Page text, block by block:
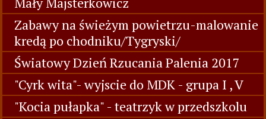
Zabawy na świeżym powietrzu-malowanie
kredą po chodniku/Tygryski/
Światowy Dzień Rzucania Palenia 2017
"Cyrk wita"- wyjscie do MDK - grupa I , V
"Kocia pułapka" - teatrzyk w przedszkolu